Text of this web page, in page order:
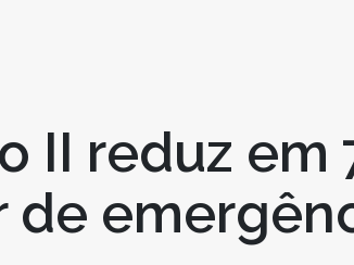
II reduz em
de